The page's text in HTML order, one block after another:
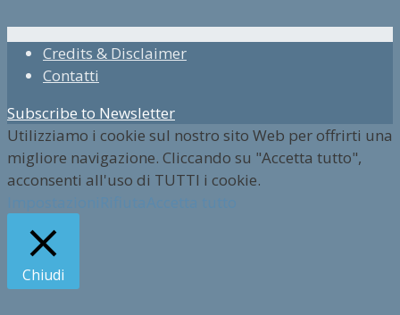
Credits & Disclaimer
Contatti
Subscribe to Newsletter
Utilizziamo i cookie sul nostro sito Web per offrirti una
migliore navigazione. Cliccando su "Accetta tutto",
acconsenti all'uso di TUTTI i cookie.
Chiudi